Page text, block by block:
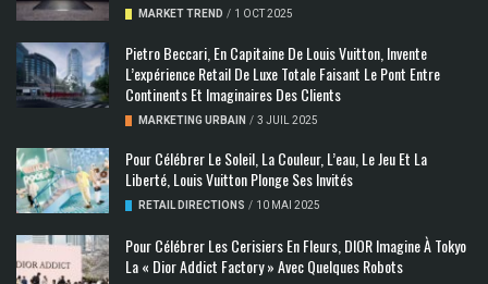
MARKET TREND / 1 OCT 2025
Pietro Beccari, En Capitaine De Louis Vuitton, Invente
L’expérience Retail De Luxe Totale Faisant Le Pont Entre
Continents Et Imaginaires Des Clients
MARKETING URBAIN / 3 JUIL 2025
Pour Célébrer Le Soleil, La Couleur, L’eau, Le Jeu Et La
Liberté, Louis Vuitton Plonge Ses Invités
RETAIL DIRECTIONS / 10 MAI 2025
Pour Célébrer Les Cerisiers En Fleurs, DIOR Imagine À Tokyo
La « Dior Addict Factory » Avec Quelques Robots